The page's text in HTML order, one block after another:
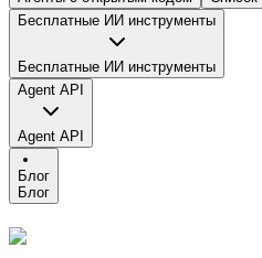
Бесплатные ИИ инструменты
Бесплатные ИИ инструменты
Agent API
Agent API
Блог
Блог